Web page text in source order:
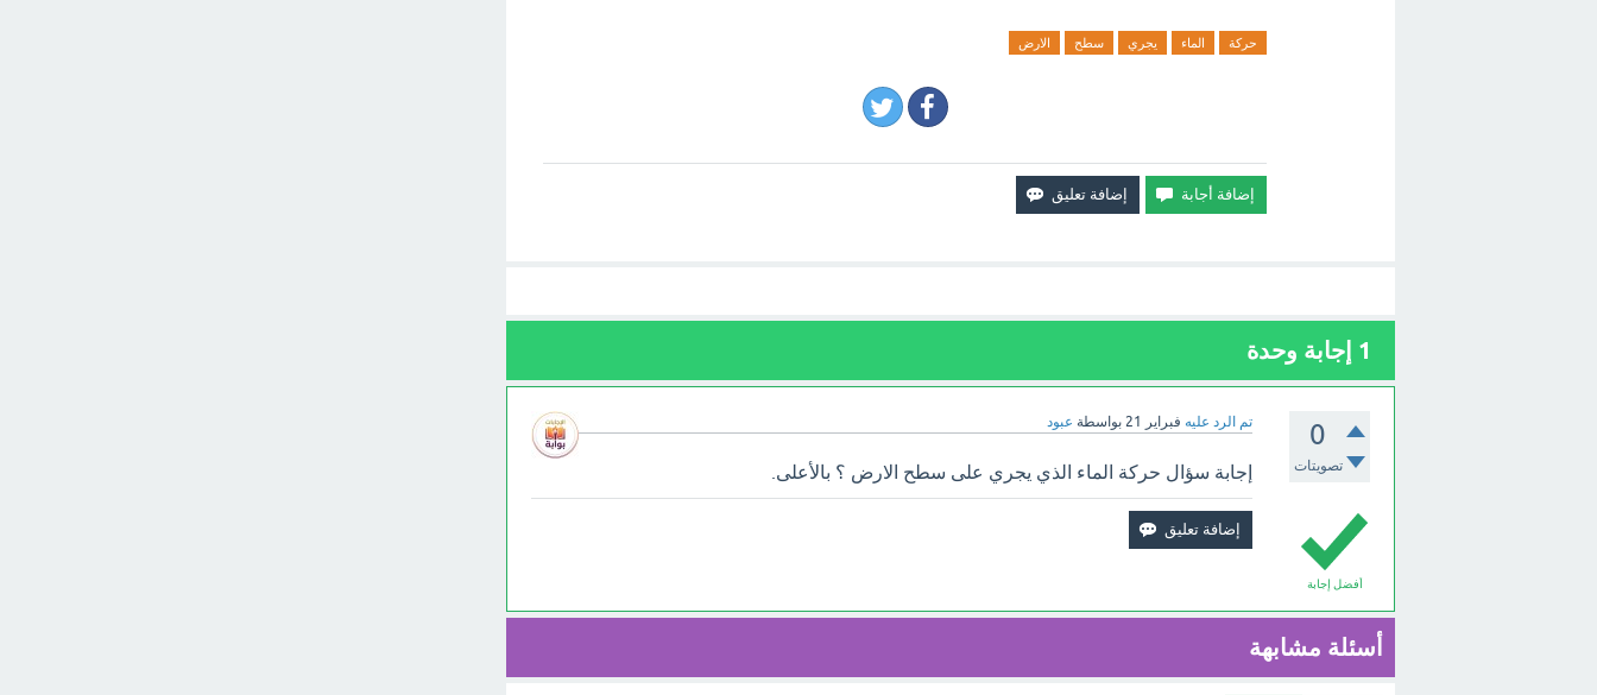
حركة الماء يجري سطح الارض
1 إجابة وحدة
0
تصويتات
تم الرد عليه فبراير 21 بواسطة عبود
أفضل إجابة
إجابة سؤال حركة الماء الذي يجري على سطح الارض ؟ بالأعلى.
أسئلة مشابهة